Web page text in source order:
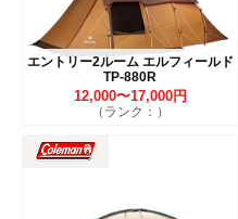
エントリー2ルーム エルフィールド
TP-880R
12,000〜17,000円
（ランク：）